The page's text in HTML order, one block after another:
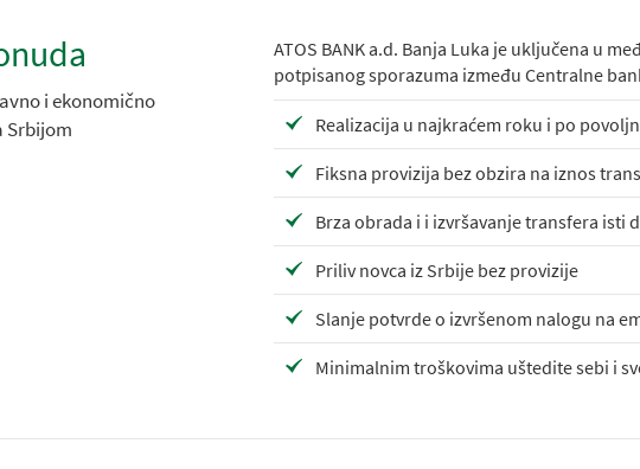
i ekonomično
Srbijom
ATOS BANK a.d. Banja Luka je uključena u
potpisanog sporazuma između Centralne
Realizacija u najkraćem roku i po
Fiksna provizija bez obzira na iznos
Brza obrada i i izvršavanje transfera isti
Priliv novca iz Srbije bez provizije
Slanje potvrde o izvršenom nalogu na
Minimalnim troškovima uštedite sebi i